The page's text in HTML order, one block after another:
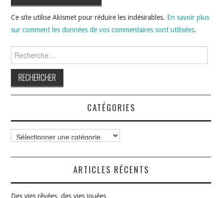
Ce site utilise Akismet pour réduire les indésirables. En savoir plus
sur comment les données de vos commentaires sont utilisées.
CATÉGORIES
Catégories
ARTICLES RÉCENTS
Des vies rêvées, des vies jouées